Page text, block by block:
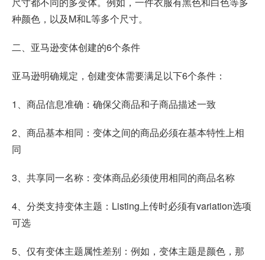
种颜色，以及M和L等多个尺寸。
二、亚马逊变体创建的6个条件
亚马逊明确规定，创建变体需要满足以下6个条件：
1、商品信息准确：确保父商品和子商品描述一致
2、商品基本相同：变体之间的商品必须在基本特性上相
同
3、共享同一名称：变体商品必须使用相同的商品名称
4、分类支持变体主题：Listing上传时必须有variation选项
可选
5、仅有变体主题属性差别：例如，变体主题是颜色，那